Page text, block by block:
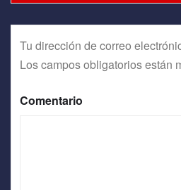
Tu dirección de correo
Los campos obligatorios están
Comentario